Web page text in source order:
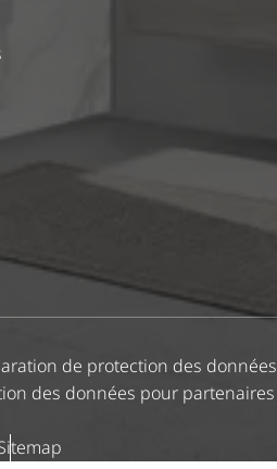
de protection des données
des données pour partenaires